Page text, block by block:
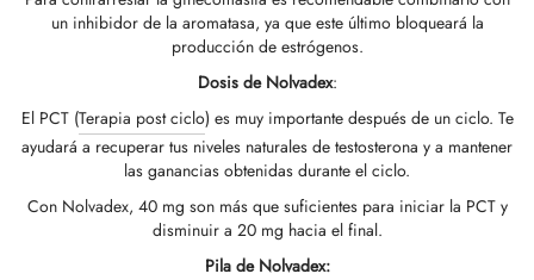
un inhibidor de la aromatasa, ya que este último bloqueará la
producción de estrógenos.
Dosis de Nolvadex:
El PCT (Terapia post ciclo) es muy importante después de un ciclo. Te
ayudará a recuperar tus niveles naturales de testosterona y a mantener
las ganancias obtenidas durante el ciclo.
Con Nolvadex, 40 mg son más que suficientes para iniciar la PCT y
disminuir a 20 mg hacia el final.
Pila de Nolvadex:
PHARMA 🇪🇺
/ SOMATROP 🇪🇺
SHREE/ POWERBOLIC – Asia 🇺🇸
/ PHARMACOM INT. 🌍
De Nandrolona (NPP)
Inyectable (metenolona)
De Trestolona (MENT)
De Testosterona
(oral)
Oral (acetato De Metenolona)
Del Hígado
Sexuales
De HGH
– Stenabolic
Bancaria